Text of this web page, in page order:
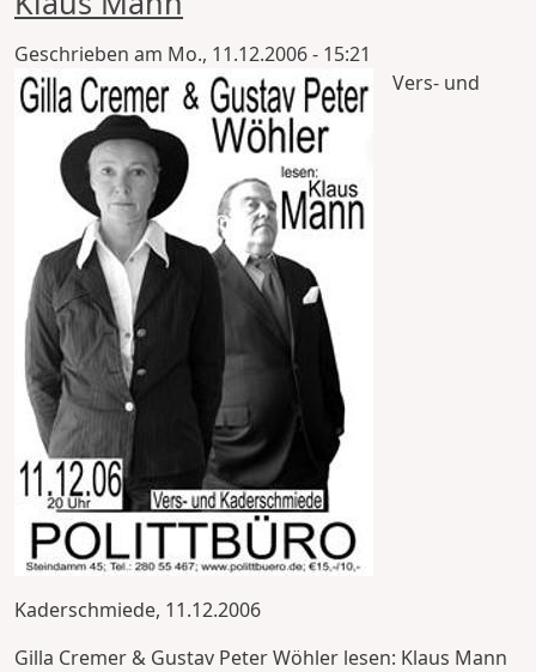
Geschrieben am Mo., 11.12.2006 - 15:21
Vers- und
Kaderschmiede, 11.12.2006
Gilla Cremer & Gustav Peter Wöhler lesen: Klaus Mann